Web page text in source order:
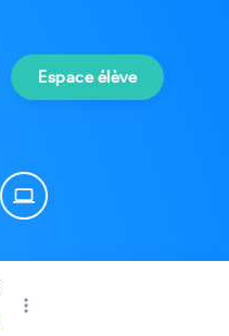
Espace élève
laptop
more_vert